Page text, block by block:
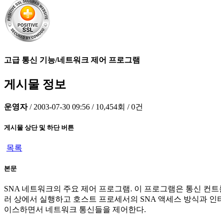
고급 통신 기능/네트워크 제어 프로그램
게시물 정보
운영자 / 2003-07-30 09:56 / 10,454회 / 0건
게시물 상단 및 하단 버튼
목록
본문
SNA 네트워크의 주요 제어 프로그램. 이 프로그램은 통신 컨트
러 상에서 실행하고 호스트 프로세서의 SNA 액세스 방식과 인
이스하면서 네트워크 통신들을 제어한다.